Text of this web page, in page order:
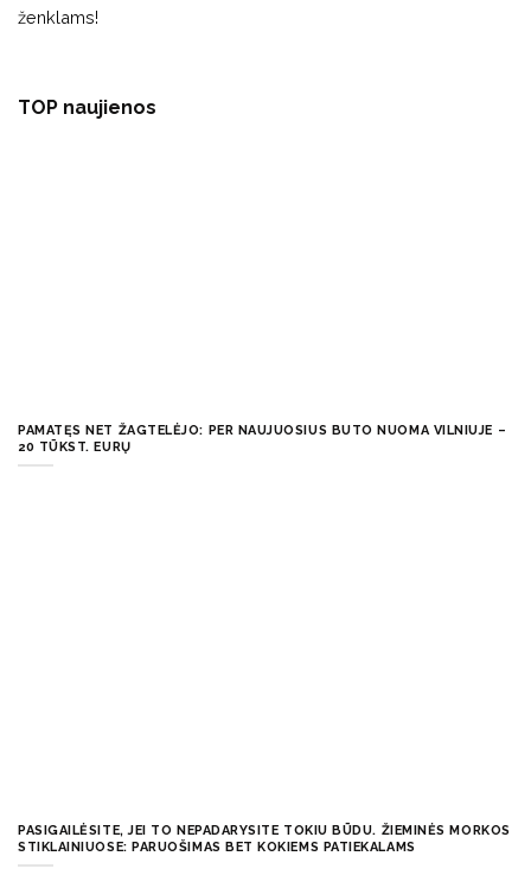
ženklams!
TOP naujienos
PAMATĘS NET ŽAGTELĖJO: PER NAUJUOSIUS BUTO NUOMA VILNIUJE –
20 TŪKST. EURŲ
PASIGAILĖSITE, JEI TO NEPADARYSITE TOKIU BŪDU. ŽIEMINĖS MORKOS
STIKLAINIUOSE: PARUOŠIMAS BET KOKIEMS PATIEKALAMS